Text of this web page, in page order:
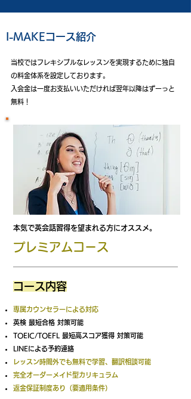
I-MAKEコース紹介
当校ではフレキシブルなレッスンを実現するために独自
の料金体系を設定しております。
入会金は一度お支払いいただければ翌年以降はずーっと
無料！
本気で英会話習得を望まれる方​にオススメ。
プレミアムコース
コース内容
専属カウンセラーによる対応
英検 最短合格 対策可能
TOEIC/TOEFL 最短高スコア獲得 対策可能
LINEによる予約連絡
レッスン時間外でも無料で学習、翻訳相談可能
完全オーダーメイド型カリキュラム
​返金保証制度あり（要適用条件）